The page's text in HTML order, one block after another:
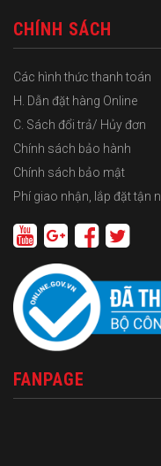
CHÍNH SÁCH
Các hình thức thanh toán
H. Dẫn đặt hàng Online
C. Sách đổi trả/ Hủy đơn
Chính sách bảo hành
Chính sách bảo mật
Phí giao nhận, lắp đặt tận
FANPAGE